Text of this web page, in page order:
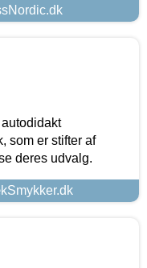
som er stifter af
deres udvalg.